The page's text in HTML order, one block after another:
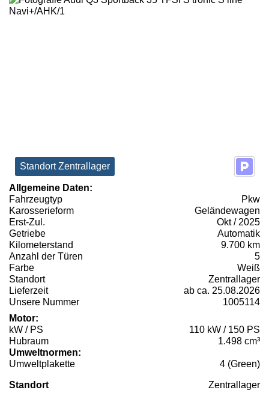
Standort Zentrallager
Allgemeine Daten:
Fahrzeugtyp
Pkw
Karosserieform
Geländewagen
Erst-Zul.
Okt / 2025
Getriebe
Automatik
Kilometerstand
9.700 km
Anzahl der Türen
5
Farbe
Weiß
Standort
Zentrallager
Lieferzeit
ab ca. 25.08.2026
Unsere Nummer
1005114
Motor:
kW / PS
110 kW / 150 PS
Hubraum
1.498 cm³
Umweltnormen:
Umweltplakette
4 (Green)
Standort Zentrallager